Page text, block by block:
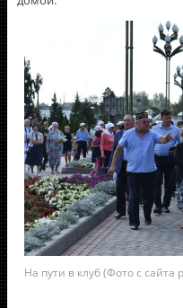
На пути в клуб (Фото с сайта